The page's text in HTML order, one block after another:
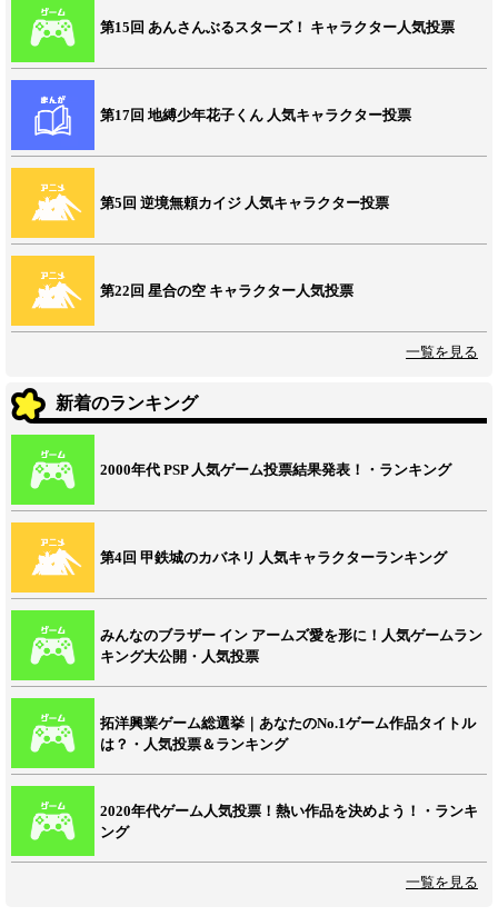
第15回 あんさんぶるスターズ！ キャラクター人気投票
第17回 地縛少年花子くん 人気キャラクター投票
第5回 逆境無頼カイジ 人気キャラクター投票
第22回 星合の空 キャラクター人気投票
一覧を見る
新着のランキング
2000年代 PSP 人気ゲーム投票結果発表！・ランキング
第4回 甲鉄城のカバネリ 人気キャラクターランキング
みんなのブラザー イン アームズ愛を形に！人気ゲームラン
キング大公開・人気投票
拓洋興業ゲーム総選挙｜あなたのNo.1ゲーム作品タイトル
は？・人気投票＆ランキング
2020年代ゲーム人気投票！熱い作品を決めよう！・ランキ
ング
一覧を見る